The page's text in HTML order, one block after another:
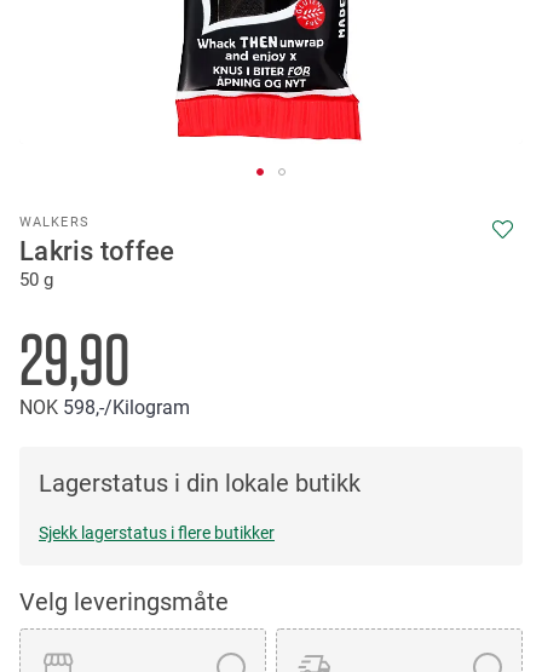
WALKERS
Lakris toffee
50 g
29,90
NOK 598,-/Kilogram
Lagerstatus i din lokale butikk
Sjekk lagerstatus i flere butikker
Velg leveringsmåte
to
the
beginning
the
images
gallery